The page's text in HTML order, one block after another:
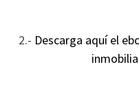
2.- Descarga aquí el